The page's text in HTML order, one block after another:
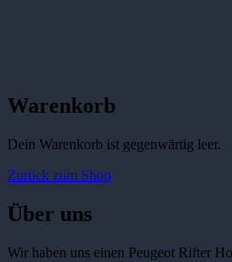
Warenkorb
Dein Warenkorb ist gegenwärtig leer.
Zurück zum Shop
Über uns
Wir haben uns einen Peugeot Rifter